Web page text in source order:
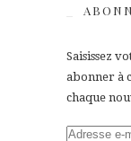
Saisissez
abonner à
chaque
Adresse